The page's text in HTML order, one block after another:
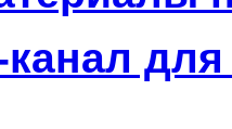
канал